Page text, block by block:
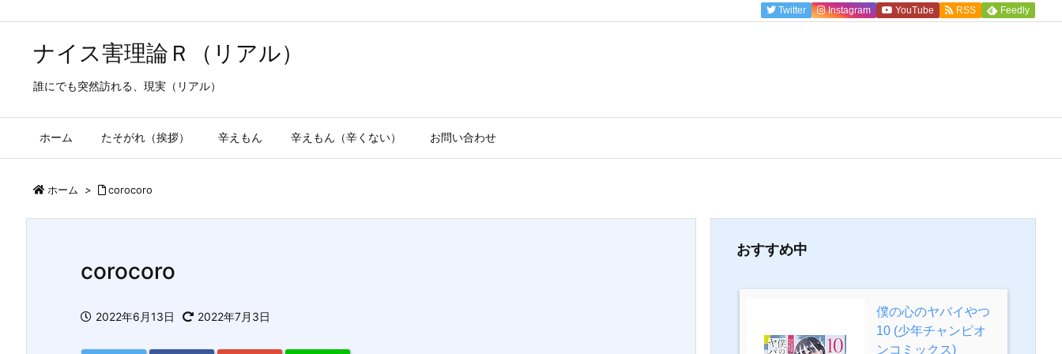
ナイス害理論Ｒ（リアル）
誰にでも突然訪れる、現実（リアル）
ホーム たそがれ（挨拶） 辛えもん 辛えもん（辛くない） お問い合わせ
Twitter Instagram YouTube RSS Feedly
ホーム > corocoro
corocoro
2022年6月13日 2022年7月3日
おすすめ中
僕の心のヤバイやつ
10 (少年チャンピオ
ンコミックス)